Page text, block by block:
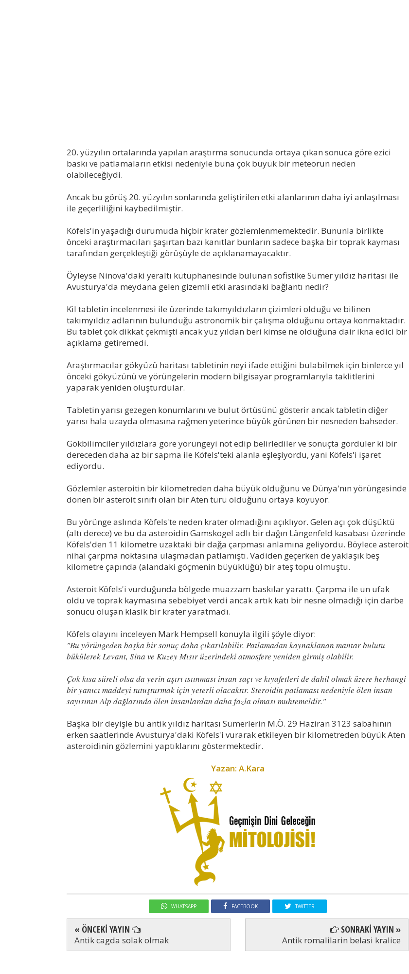
20. yüzyılın ortalarında yapılan araştırma sonucunda ortaya çıkan sonuca göre ezici
baskı ve patlamaların etkisi nedeniyle buna çok büyük bir meteorun neden
olabileceğiydi.
Ancak bu görüş 20. yüzyılın sonlarında geliştirilen etki alanlarının daha iyi anlaşılması
ile geçerliliğini kaybedilmiştir.
Köfels'in yaşadığı durumuda hiçbir krater gözlemlenmemektedir. Bununla birlikte
önceki araştırmacıları şaşırtan bazı kanıtlar bunların sadece başka bir toprak kayması
tarafından gerçekleştiği görüşüyle de açıklanamayacaktır.
Öyleyse Ninova'daki yeraltı kütüphanesinde bulunan sofistike Sümer yıldız haritası ile
Avusturya'da meydana gelen gizemli etki arasındaki bağlantı nedir?
Kil tabletin incelenmesi ile üzerinde takımyıldızların çizimleri olduğu ve bilinen
takımyıldız adlarının bulunduğu astronomik bir çalışma olduğunu ortaya konmaktadır.
Bu tablet çok dikkat çekmişti ancak yüz yıldan beri kimse ne olduğuna dair ikna edici bir
açıklama getiremedi.
Araştırmacılar gökyüzü haritası tabletinin neyi ifade ettiğini bulabilmek için binlerce yıl
önceki gökyüzünü ve yörüngelerin modern bilgisayar programlarıyla taklitlerini
yaparak yeniden oluşturdular.
Tabletin yarısı gezegen konumlarını ve bulut örtüsünü gösterir ancak tabletin diğer
yarısı hala uzayda olmasına rağmen yeterince büyük görünen bir nesneden bahseder.
Gökbilimciler yıldızlara göre yörüngeyi not edip belirlediler ve sonuçta gördüler ki bir
dereceden daha az bir sapma ile Köfels'teki alanla eşleşiyordu, yani Köfels'i işaret
ediyordu.
Gözlemler asteroitin bir kilometreden daha büyük olduğunu ve Dünya'nın yörüngesinde
dönen bir asteroit sınıfı olan bir Aten türü olduğunu ortaya koyuyor.
Bu yörünge aslında Köfels'te neden krater olmadığını açıklıyor. Gelen açı çok düşüktü
(altı derece) ve bu da asteroidin Gamskogel adlı bir dağın Längenfeld kasabası üzerinde
Köfels'den 11 kilometre uzaktaki bir dağa çarpması anlamına geliyordu. Böylece asteroit
nihai çarpma noktasına ulaşmadan patlamıştı. Vadiden geçerken de yaklaşık beş
kilometre çapında (alandaki göçmenin büyüklüğü) bir ateş topu olmuştu.
Asteroit Köfels'i vurduğunda bölgede muazzam baskılar yarattı. Çarpma ile un ufak
oldu ve toprak kaymasına sebebiyet verdi ancak artık katı bir nesne olmadığı için darbe
sonucu oluşan klasik bir krater yaratmadı.
Köfels olayını inceleyen Mark Hempsell konuyla ilgili şöyle diyor:
"Bu yörüngeden başka bir sonuç daha çıkarılabilir. Patlamadan kaynaklanan mantar bulutu
bükülerek Levant, Sina ve Kuzey Mısır üzerindeki atmosfere yeniden girmiş olabilir.
Çok kısa süreli olsa da yerin aşırı ısıınması insan saçı ve kıyafetleri de dahil olmak üzere herhangi
bir yanıcı maddeyi tutuşturmak için yeterli olacaktır. Steroidin patlaması nedeniyle ölen insan
sayısının Alp dağlarında ölen insanlardan daha fazla olması muhtemeldir."
Başka bir deyişle bu antik yıldız haritası Sümerlerin M.Ö. 29 Haziran 3123 sabahının
erken saatlerinde Avusturya'daki Köfels'i vurarak etkileyen bir kilometreden büyük Aten
asteroidinin gözlemini yaptıklarını göstermektedir.
Yazan: A.Kara
WHATSAPP FACEBOOK TWITTER
« ÖNCEKİ YAYIN
Antik cagda solak olmak
SONRAKİ YAYIN »
Antik romalilarin belasi kralice